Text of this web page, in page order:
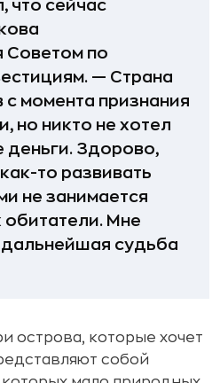
что сейчас
Советом по
— Страна
момента признания
но никто не хотел
деньги. Здорово,
то развивать
не занимается
обитатели. Мне
дальнейшая судьба
острова, которые хочет
собой